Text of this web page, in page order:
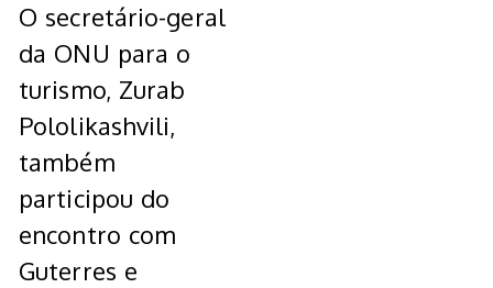
O secretário-geral
da ONU para o
turismo, Zurab
Pololikashvili,
também
participou do
encontro com
Guterres e